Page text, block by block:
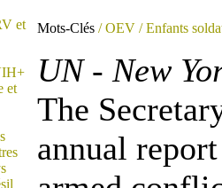
et
et
Mots-Clés / OEV / Enfants
UN - New
The
annual